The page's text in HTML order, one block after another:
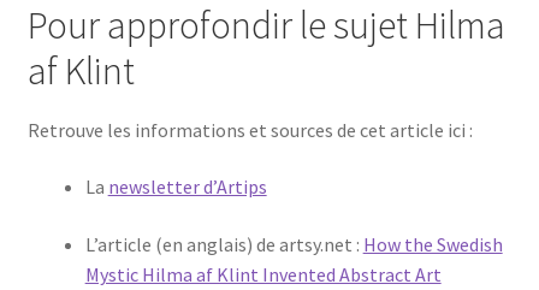
Pour approfondir le sujet Hilma
af Klint
Retrouve les informations et sources de cet article ici :
La newsletter d’Artips
L’article (en anglais) de artsy.net : How the Swedish
Mystic Hilma af Klint Invented Abstract Art